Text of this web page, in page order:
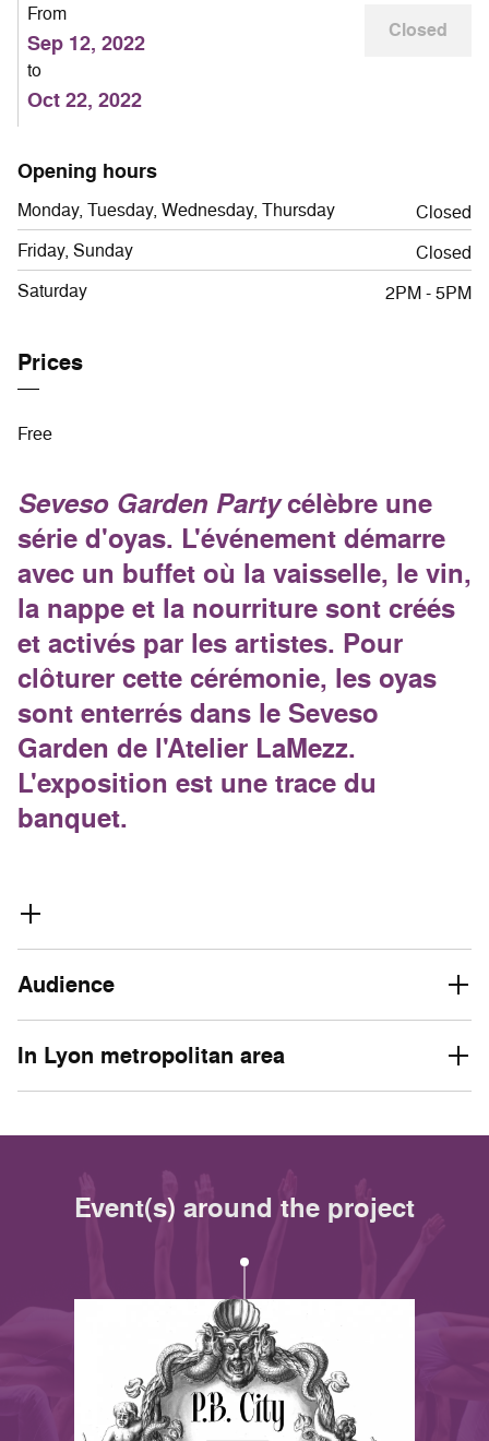
From
Sep 12, 2022
to
Oct 22, 2022
Closed
Opening hours
Monday, Tuesday, Wednesday, Thursday
Closed
Friday, Sunday
Closed
Saturday
2PM - 5PM
Prices
Free
Seveso Garden Partycélèbre une
série d'oyas. L'événement démarre
avec un buffet où la vaisselle, le vin,
la nappe et la nourriture sont créés
et activés par les artistes. Pour
clôturer cette cérémonie, les oyas
sont enterrés dans le Seveso
Garden de l'Atelier LaMezz.
L'exposition est une trace du
banquet.
Audience
In Lyon metropolitan area
Event(s) around the project